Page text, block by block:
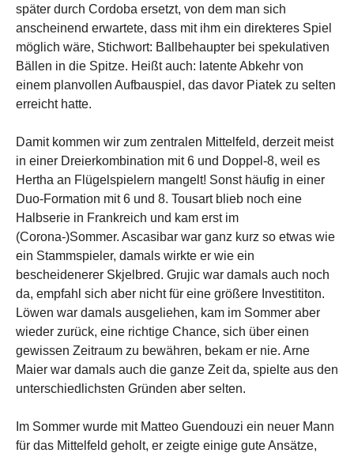
später durch Cordoba ersetzt, von dem man sich
anscheinend erwartete, dass mit ihm ein direkteres Spiel
möglich wäre, Stichwort: Ballbehaupter bei spekulativen
Bällen in die Spitze. Heißt auch: latente Abkehr von
einem planvollen Aufbauspiel, das davor Piatek zu selten
erreicht hatte.
Damit kommen wir zum zentralen Mittelfeld, derzeit meist
in einer Dreierkombination mit 6 und Doppel-8, weil es
Hertha an Flügelspielern mangelt! Sonst häufig in einer
Duo-Formation mit 6 und 8. Tousart blieb noch eine
Halbserie in Frankreich und kam erst im
(Corona-)Sommer. Ascasibar war ganz kurz so etwas wie
ein Stammspieler, damals wirkte er wie ein
bescheidenerer Skjelbred. Grujic war damals auch noch
da, empfahl sich aber nicht für eine größere Investititon.
Löwen war damals ausgeliehen, kam im Sommer aber
wieder zurück, eine richtige Chance, sich über einen
gewissen Zeitraum zu bewähren, bekam er nie. Arne
Maier war damals auch die ganze Zeit da, spielte aus den
unterschiedlichsten Gründen aber selten.
Im Sommer wurde mit Matteo Guendouzi ein neuer Mann
für das Mittelfeld geholt, er zeigte einige gute Ansätze,